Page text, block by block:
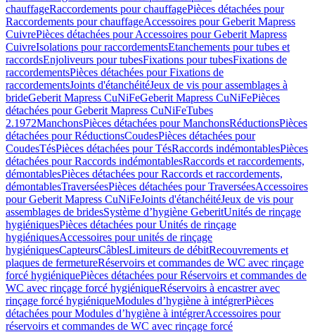
chauffageRaccordements pour chauffagePièces détachées pour
Raccordements pour chauffageAccessoires pour Geberit Mapress
CuivrePièces détachées pour Accessoires pour Geberit Mapress
CuivreIsolations pour raccordementsEtanchements pour tubes et
raccordsEnjoliveurs pour tubesFixations pour tubesFixations de
raccordementsPièces détachées pour Fixations de
raccordementsJoints d'étanchéitéJeux de vis pour assemblages à
brideGeberit Mapress CuNiFeGeberit Mapress CuNiFePièces
détachées pour Geberit Mapress CuNiFeTubes
2.1972ManchonsPièces détachées pour ManchonsRéductionsPièces
détachées pour RéductionsCoudesPièces détachées pour
CoudesTésPièces détachées pour TésRaccords indémontablesPièces
détachées pour Raccords indémontablesRaccords et raccordements,
démontablesPièces détachées pour Raccords et raccordements,
démontablesTraverséesPièces détachées pour TraverséesAccessoires
pour Geberit Mapress CuNiFeJoints d'étanchéitéJeux de vis pour
assemblages de bridesSystème d’hygiène GeberitUnités de rinçage
hygiéniquesPièces détachées pour Unités de rinçage
hygiéniquesAccessoires pour unités de rinçage
hygiéniquesCapteursCâblesLimiteurs de débitRecouvrements et
plaques de fermetureRéservoirs et commandes de WC avec rinçage
forcé hygiéniquePièces détachées pour Réservoirs et commandes de
WC avec rinçage forcé hygiéniqueRéservoirs à encastrer avec
rinçage forcé hygiéniqueModules d’hygiène à intégrerPièces
détachées pour Modules d’hygiène à intégrerAccessoires pour
réservoirs et commandes de WC avec rinçage forcé